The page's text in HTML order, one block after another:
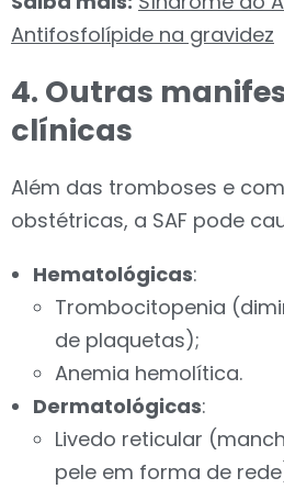
Antifosfolípide na gravidez
4. Outras
clínicas
Além das tromboses e
obstétricas, a SAF pode
Hematológicas:
Trombocitopenia
de plaquetas);
Anemia hemolítica.
Dermatológicas:
Livedo reticular
pele em forma de